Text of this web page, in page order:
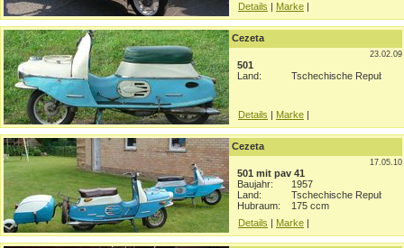
Details | Marke |
Cezeta
23.02.09
501
Land:
Tschechische Republik
Details | Marke |
Cezeta
17.05.10
501 mit pav 41
Baujahr:
1957
Land:
Tschechische Republik
Hubraum:
175 ccm
Details | Marke |